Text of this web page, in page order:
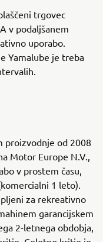
trgovec
v podaljšanem
uporabo.
Yamalube je treba
proizvodnje od 2008
Motor Europe N.V.,
v prostem času,
1 leto).
za rekreativno
garancijskem
2-letnega obdobja,